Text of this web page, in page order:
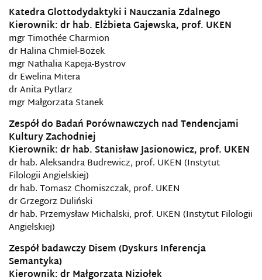
Katedra Glottodydaktyki i Nauczania Zdalnego
Kierownik: dr hab. Elżbieta Gajewska, prof. UKEN
mgr Timothée Charmion
dr Halina Chmiel-Bożek
mgr Nathalia Kapeja-Bystrov
dr Ewelina Mitera
dr Anita Pytlarz
mgr Małgorzata Stanek
Zespół do Badań Porównawczych nad Tendencjami
Kultury Zachodniej
Kierownik: dr hab. Stanisław Jasionowicz, prof. UKEN
dr hab. Aleksandra Budrewicz, prof. UKEN (Instytut
Filologii Angielskiej)
dr hab. Tomasz Chomiszczak, prof. UKEN
dr Grzegorz Duliński
dr hab. Przemysław Michalski, prof. UKEN (Instytut Filologii
Angielskiej)
Zespół badawczy Disem (Dyskurs Inferencja
Semantyka)
Kierownik:dr Małgorzata Niziołek